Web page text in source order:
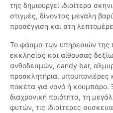
της δημιουργεί ιδιαίτερα
στιγμές, δίνοντας μεγάλη
προσέγγιση και στη
Το φάσμα των υπηρεσιών της
εκκλησίας και αίθουσας
ανθοδεσμών, candy bar,
προσκλητήρια, μπομπονιέρες
πακέτα για νονό ή κουμπάρο.
διαχρονική ποιότητα, τη
φυτών, τις ιδιαίτερες